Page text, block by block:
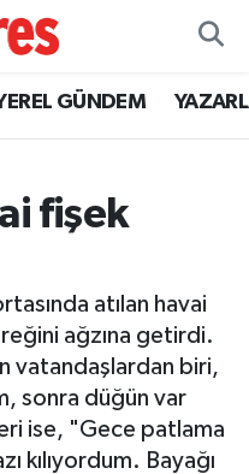
GÜNDEM
fişek
atılan havai
ağzına getirdi.
vatandaşlardan biri,
sonra düğün var
ise, "Gece patlama
kılıyordum. Bayağı
Fikstür